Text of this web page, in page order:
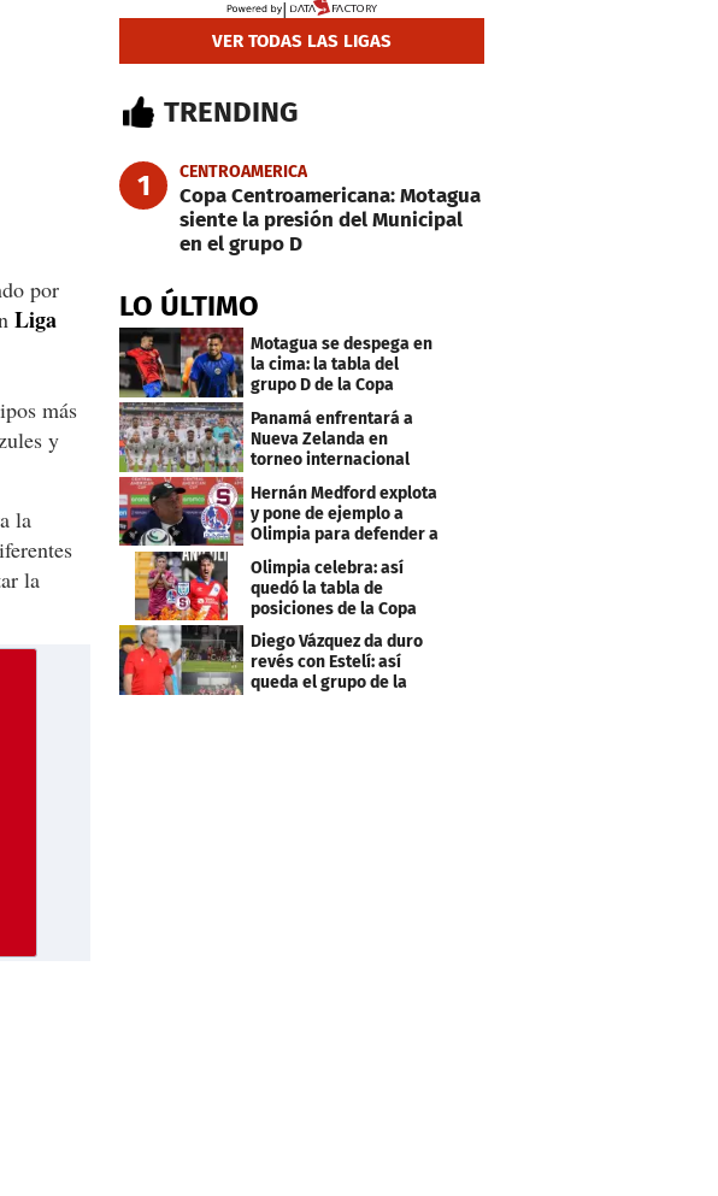
por
Liga
más
y
la
la
VER TODAS LAS LIGAS
TRENDING
1 CENTROAMERICA
Copa Centroamericana: Motagua
siente la presión del Municipal
en el grupo D
LO ÚLTIMO
Motagua se despega en
la cima: la tabla del
grupo D de la Copa
Centroamericana
Panamá enfrentará a
Nueva Zelanda en
torneo internacional
durante Fecha FIFA
Hernán Medford explota
y pone de ejemplo a
Olimpia para defender a
Saprissa
Olimpia celebra: así
quedó la tabla de
posiciones de la Copa
Centroamericana
Diego Vázquez da duro
revés con Estelí: así
queda el grupo de la